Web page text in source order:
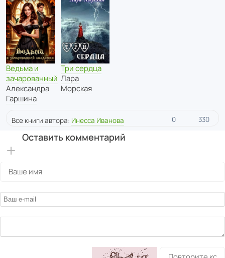
Ведьма и
зачарованный
Александра
Гаршина
Три сердца
Лара
Морская
Все книги автора: Инесса Иванова 0 330
Оставить комментарий